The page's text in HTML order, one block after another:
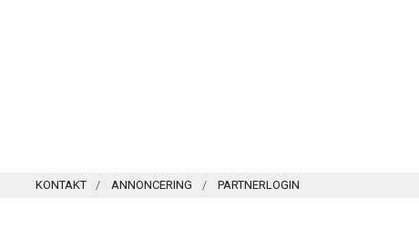
KONTAKT ANNONCERING PARTNERLOGIN